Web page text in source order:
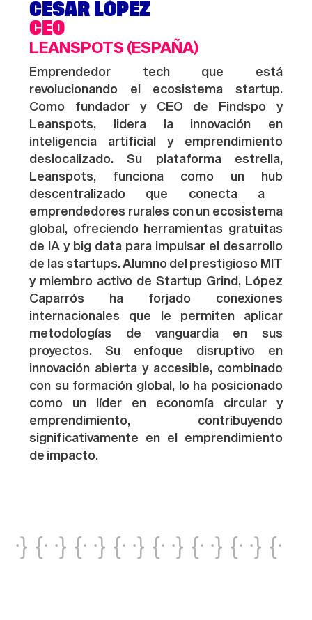
CESAR LÓPEZ
CEO
LEANSPOTS (ESPAÑA)
Emprendedor techque está
revolucionando el ecosistema startup.
Como fundador y CEO de Findspo y
Leanspots, lidera la innovación en
inteligencia artificial y emprendimiento
deslocalizado. Su plataforma estrella,
Leanspots, funciona como un hub
descentralizado que conecta a
emprendedores rurales con un ecosistema
global, ofreciendo herramientas gratuitas
de IA y big data para impulsar el desarrollo
de las startups. Alumno del prestigioso MIT
y miembro activo de Startup Grind, López
Caparrós ha forjado conexiones
internacionales que le permiten aplicar
metodologías de vanguardia en sus
proyectos. Su enfoque disruptivo en
innovación abierta y accesible, combinado
con su formación global, lo ha posicionado
como un líder en economía circular y
emprendimiento, contribuyendo
significativamente en el emprendimiento
de impacto.
·} {· ·} {· ·} {· ·} {· ·} {· ·} {· ·} {·